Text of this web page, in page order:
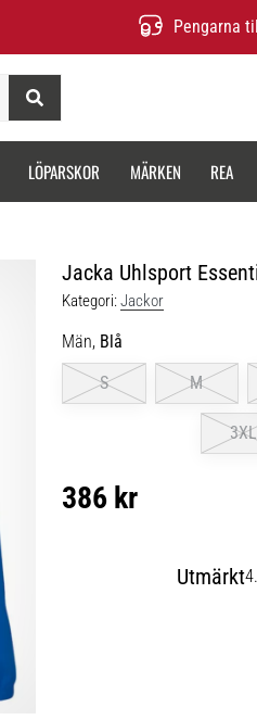
Pengarna
LÖPARSKOR MÄRKEN REA
Jacka Uhlsport
Kategori:Jackor
Män, Blå
S
M
3XL
386 kr
Utmärkt